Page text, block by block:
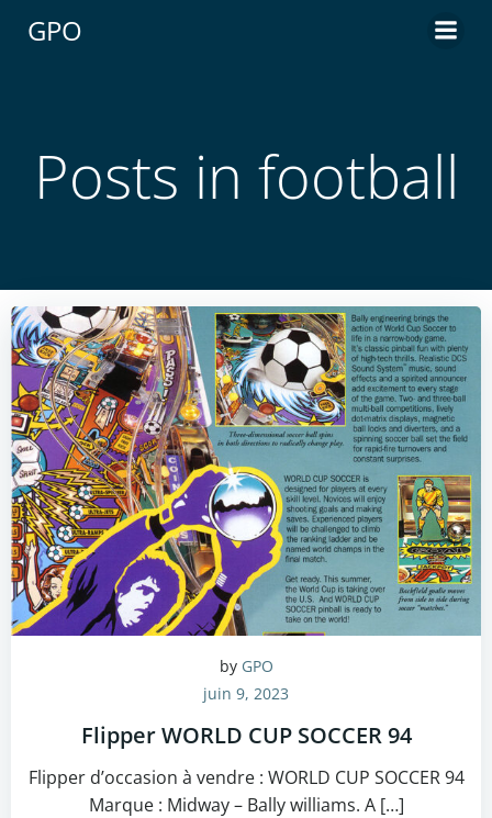
GPO
Posts in football
by GPO
juin 9, 2023
Flipper WORLD CUP SOCCER 94
Flipper d’occasion à vendre : WORLD CUP SOCCER 94
Marque : Midway – Bally williams. A […]